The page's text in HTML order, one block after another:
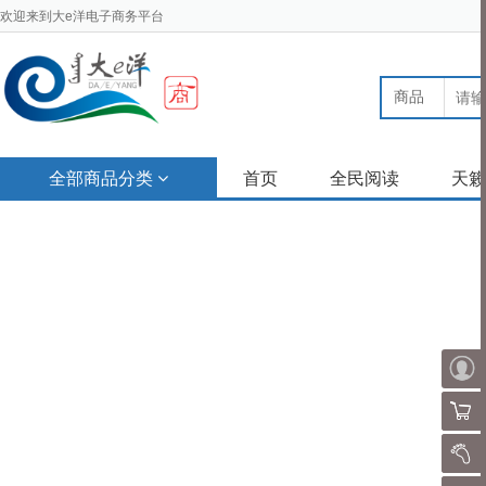
欢迎来到大e洋电子商务平台
商品
全部商品分类 首页 全民阅读 天
购物
我的